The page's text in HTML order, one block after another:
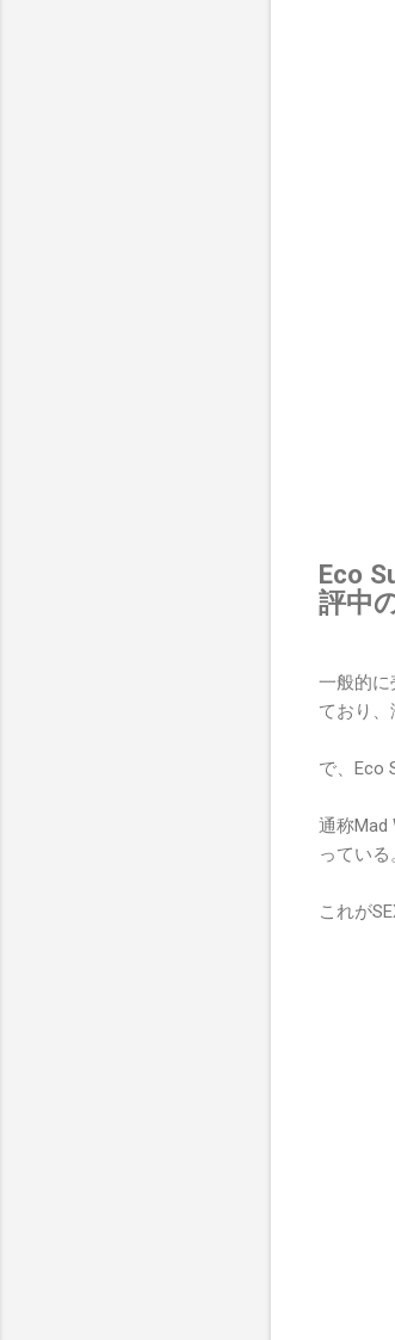
Eco
評中
一般的に
ており、
で、Eco
通称Mad
っている
これが